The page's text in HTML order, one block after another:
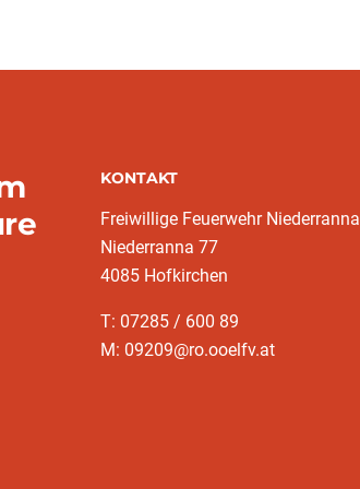
KONTAKT
Freiwillige Feuerwehr Niederranna
Niederranna 77
4085 Hofkirchen
T: 07285 / 600 89
M: 09209@ro.ooelfv.at